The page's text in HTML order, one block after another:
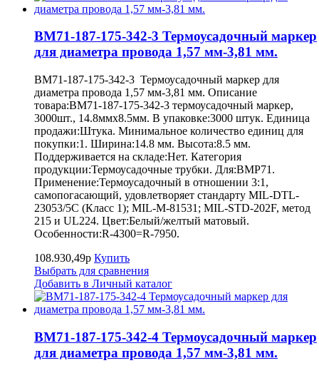
BM71-187-175-342-3 Термоусадочный маркер
для диаметра провода 1,57 мм-3,81 мм.
BM71-187-175-342-3 Термоусадочный маркер для
диаметра провода 1,57 мм-3,81 мм. Описание
товара:BM71-187-175-342-3 термоусадочный маркер,
3000шт., 14.8ммх8.5мм. В упаковке:3000 штук. Единица
продажи:Штука. Минимальное количество единиц для
покупки:1. Ширина:14.8 мм. Высота:8.5 мм.
Поддерживается на складе:Нет. Категория
продукции:Термоусадочные трубки. Для:BMP71.
Применение:Термоусадочный в отношении 3:1,
самопогасающий, удовлетворяет стандарту MIL-DTL-
23053/5C (Класс 1); MIL-M-81531; MIL-STD-202F, метод
215 и UL224. Цвет:Белый/желтый матовый.
Особенности:R-4300=R-7950.
108.930,49р Купить
Выбрать для сравнения
Добавить в Личный каталог
BM71-187-175-342-4 Термоусадочный маркер
для диаметра провода 1,57 мм-3,81 мм.